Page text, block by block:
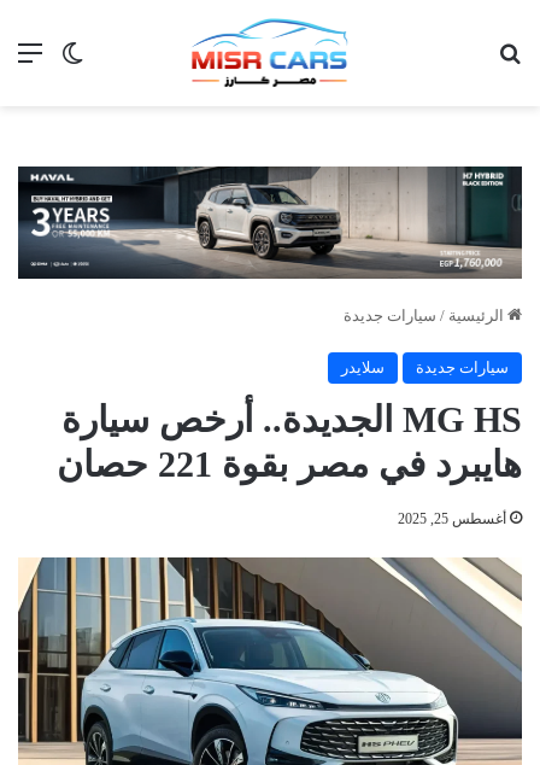
الوضع
الرئيسية / سيارات جديدة
سيارات جديدة سلايدر
MG HS الجديدة.. أرخص سيارة
هايبرد في مصر بقوة 221 حصان
أغسطس 25, 2025